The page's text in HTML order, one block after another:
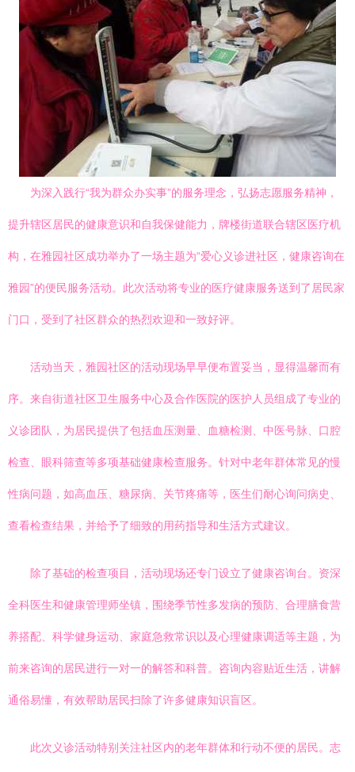
为深入践行“我为群众办实事”的服务理念，弘扬志愿服务精神，
提升辖区居民的健康意识和自我保健能力，牌楼街道联合辖区医疗机
构，在雅园社区成功举办了一场主题为“爱心义诊进社区，健康咨询在
雅园”的便民服务活动。此次活动将专业的医疗健康服务送到了居民家
门口，受到了社区群众的热烈欢迎和一致好评。
活动当天，雅园社区的活动现场早早便布置妥当，显得温馨而有
序。来自街道社区卫生服务中心及合作医院的医护人员组成了专业的
义诊团队，为居民提供了包括血压测量、血糖检测、中医号脉、口腔
检查、眼科筛查等多项基础健康检查服务。针对中老年群体常见的慢
性病问题，如高血压、糖尿病、关节疼痛等，医生们耐心询问病史、
查看检查结果，并给予了细致的用药指导和生活方式建议。
除了基础的检查项目，活动现场还专门设立了健康咨询台。资深
全科医生和健康管理师坐镇，围绕季节性多发病的预防、合理膳食营
养搭配、科学健身运动、家庭急救常识以及心理健康调适等主题，为
前来咨询的居民进行一对一的解答和科普。咨询内容贴近生活，讲解
通俗易懂，有效帮助居民扫除了许多健康知识盲区。
此次义诊活动特别关注社区内的老年群体和行动不便的居民。志